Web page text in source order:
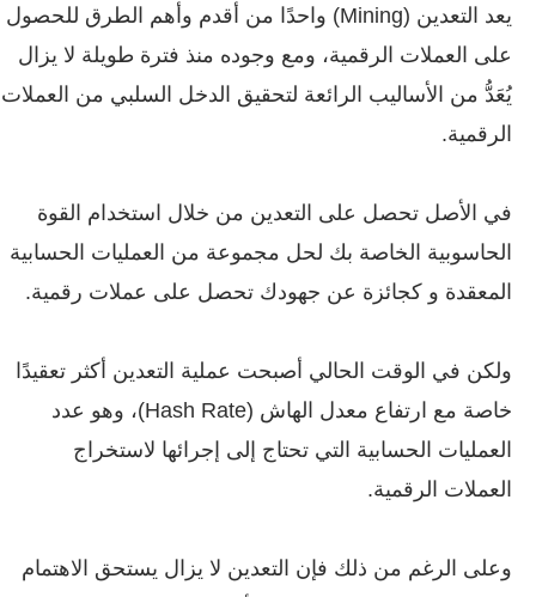
يعد التعدين (Mining) واحدًا من أقدم وأهم الطرق للحصول
على العملات الرقمية، ومع وجوده منذ فترة طويلة لا يزال
يُعَدُّ من الأساليب الرائعة لتحقيق الدخل السلبي من العملات
الرقمية.
في الأصل تحصل على التعدين من خلال استخدام القوة
الحاسوبية الخاصة بك لحل مجموعة من العمليات الحسابية
المعقدة و كجائزة عن جهودك تحصل على عملات رقمية.
ولكن في الوقت الحالي أصبحت عملية التعدين أكثر تعقيدًا
خاصة مع ارتفاع معدل الهاش (Hash Rate)، وهو عدد
العمليات الحسابية التي تحتاج إلى إجرائها لاستخراج
العملات الرقمية.
وعلى الرغم من ذلك فإن التعدين لا يزال يستحق الاهتمام